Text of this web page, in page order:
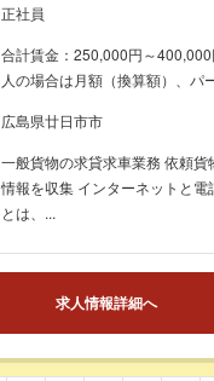
正社員
合計賃金：250,000円～
人の場合は月額（換算額）、パ
広島県廿日市市
一般貨物の求貸求車業務 依頼貨
情報を収集 インターネットと電
とは、...
求人情報詳細へ